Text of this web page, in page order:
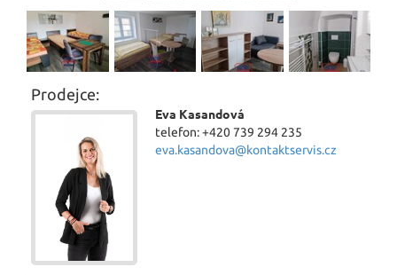
Prodejce:
Eva Kasandová
telefon: +420 739 294 235
eva.kasandova@kontaktservis.cz